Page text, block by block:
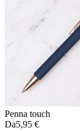
Penna touch
Da5,95 €